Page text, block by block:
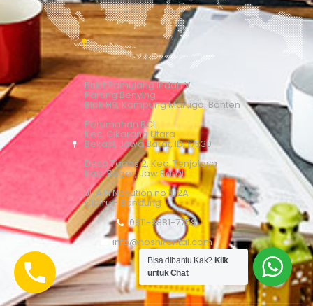
Bukit Pamulang Indah V
Parung Benying
Blok H9, Kampung Maruga. Banten
Perumahan BCL
Kec. Cikarang Utara
Bekasi, Jawa Barat, ID, 17530
Desa Tapos 2, Kec. Tenjolaya
Kab. Bogor, Jaw Barat
Jl. A.H Nasution no 102A
Cibiru - Bandung
0811-8881-7758
info@hoshirental.com
Bisa dibantu Kak? Klik
untuk Chat